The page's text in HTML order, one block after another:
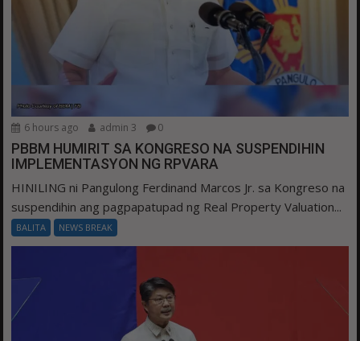
6 hours ago admin 3 0
PBBM HUMIRIT SA KONGRESO NA SUSPENDIHIN
IMPLEMENTASYON NG RPVARA
HINILING ni Pangulong Ferdinand Marcos Jr. sa Kongreso na
suspendihin ang pagpapatupad ng Real Property Valuation...
BALITA NEWS BREAK